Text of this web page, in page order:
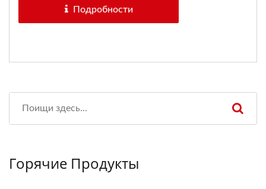
Подробности
Горячие Продукты